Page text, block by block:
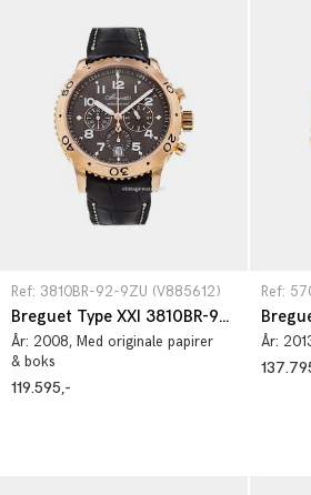
Ref: 3810BR-92-9ZU (V885612)
Breguet Type XXI 3810BR-92-9ZU
År: 2008, Med originale papirer
& boks
119.595,-
Ref:
År: